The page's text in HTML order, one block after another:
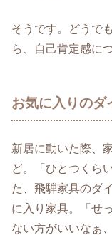
そうです。どうで
ら、自己肯定感に
お気に入りのダ
新居に動いた際、
ど。「ひとつくら
た、飛騨家具のダ
に入り家具。「せ
ない方がいいなぁ